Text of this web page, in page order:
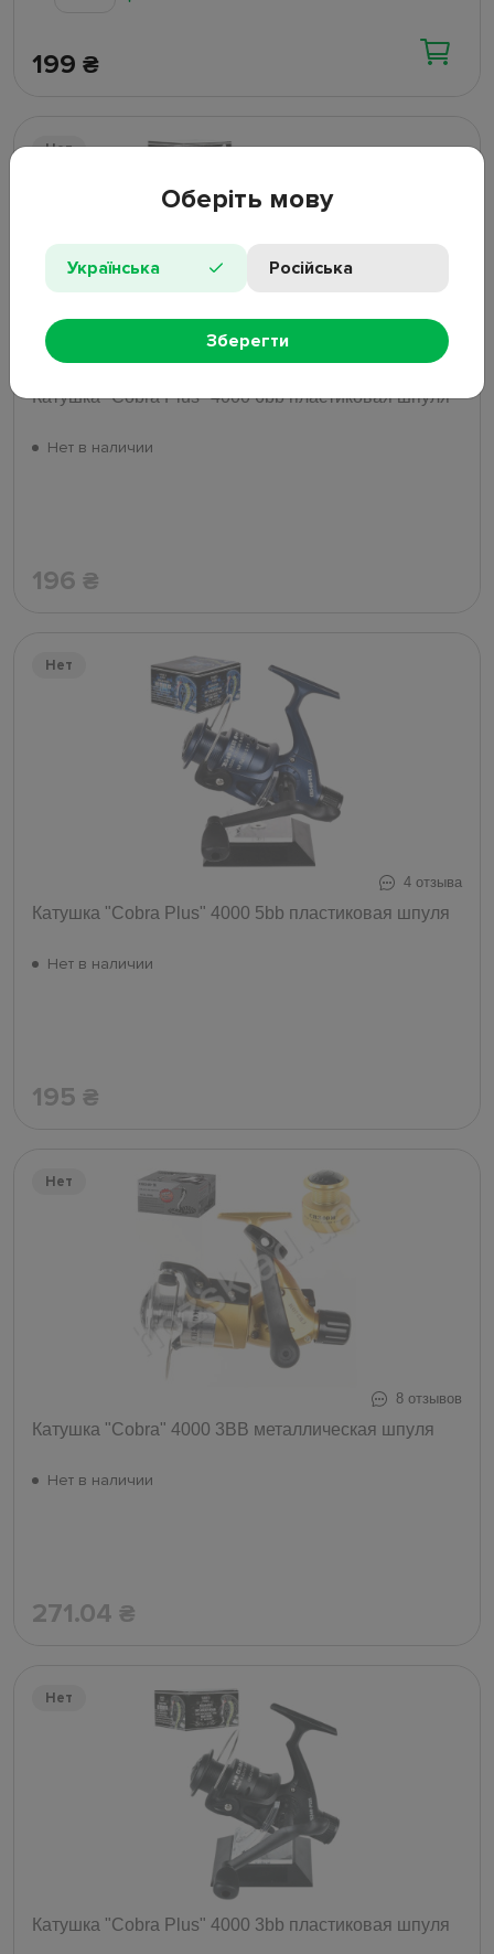
199 ₴
Нет
4 отзыва
Катушка "Cobra Plus" 4000 6bb пластиковая шпуля
Нет в наличии
196 ₴
Нет
4 отзыва
Катушка "Cobra Plus" 4000 5bb пластиковая шпуля
Нет в наличии
195 ₴
Нет
8 отзывов
Катушка "Cobra" 4000 3ВВ металлическая шпуля
Нет в наличии
271.04 ₴
Нет
Катушка "Cobra Plus" 4000 3bb пластиковая шпуля
Оберіть мову
Українська Російська
Зберегти